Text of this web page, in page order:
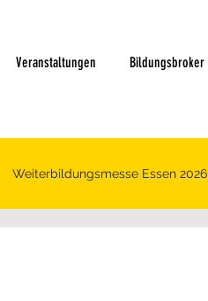
Veranstaltungen Bildungsbroker
Weiterbildungsmesse Essen 2026